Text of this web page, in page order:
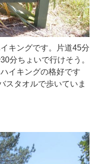
キングです。片道45分
分ちょいで行けそう。
イキングの格好です
スタオルで歩いていま